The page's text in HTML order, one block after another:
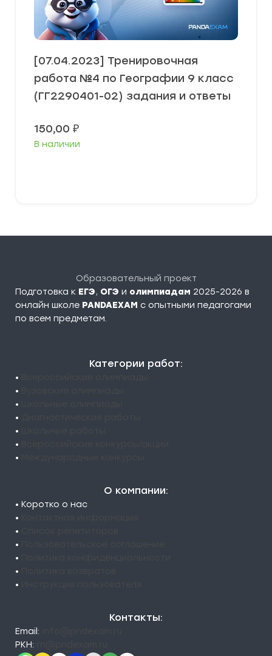
[07.04.2023] Тренировочная
работа №4 по Географии 9 класс
(ГГ2290401-02) задания и ответы
150,00 ₽
В наличии
Образовательный проект
Подготовка к ЕГЭ, ОГЭ и олимпиадам 2025-2026 в
онлайн школе PANDAEXAM c опытными педагогами
по всем предметам.
Категории работ:
•
•
•
•
•
•
•
О компании:
• Коротко о нас
•
•
•
•
•
•
Контакты:
Email:
РКН: